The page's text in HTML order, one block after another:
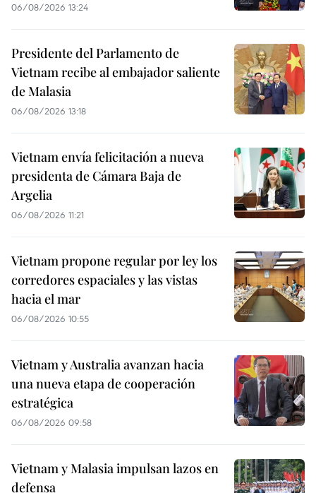
06/08/2026 13:24
Presidente del Parlamento de
Vietnam recibe al embajador saliente
de Malasia
06/08/2026 13:18
Vietnam envía felicitación a nueva
presidenta de Cámara Baja de
Argelia
06/08/2026 11:21
Vietnam propone regular por ley los
corredores espaciales y las vistas
hacia el mar
06/08/2026 10:55
Vietnam y Australia avanzan hacia
una nueva etapa de cooperación
estratégica
06/08/2026 09:58
Vietnam y Malasia impulsan lazos en
defensa